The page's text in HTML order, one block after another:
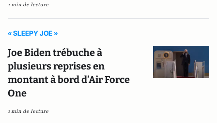
1 min de lecture
« SLEEPY JOE »
Joe Biden trébuche à
plusieurs reprises en
montant à bord d’Air Force
One
1 min de lecture